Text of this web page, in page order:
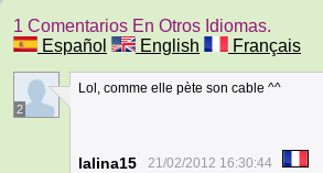
1 Comentarios En Otros Idiomas.
Español
English Français
2
Lol, comme elle pète son cable ^^
lalina15 21/02/2012 16:30:44